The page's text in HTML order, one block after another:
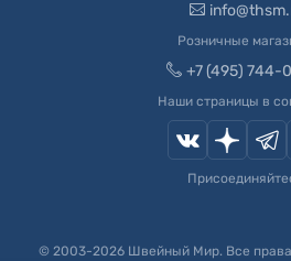
Розничные
+7 (495) 744-
Наши страницы в
© 2003-2026Швейный Мир. Все